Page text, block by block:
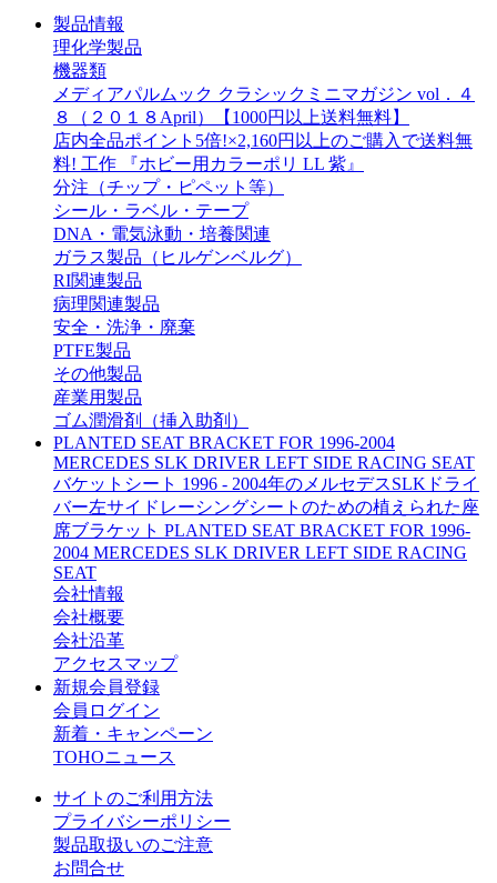
製品情報
理化学製品
機器類
メディアパルムック クラシックミニマガジン vol．４
８（２０１８April）【1000円以上送料無料】
店内全品ポイント5倍!×2,160円以上のご購入で送料無
料! 工作 『ホビー用カラーポリ LL 紫』
分注（チップ・ピペット等）
シール・ラベル・テープ
DNA・電気泳動・培養関連
ガラス製品（ヒルゲンベルグ）
RI関連製品
病理関連製品
安全・洗浄・廃棄
PTFE製品
その他製品
産業用製品
ゴム潤滑剤（挿入助剤）
PLANTED SEAT BRACKET FOR 1996-2004
MERCEDES SLK DRIVER LEFT SIDE RACING SEAT
バケットシート 1996 - 2004年のメルセデスSLKドライ
バー左サイドレーシングシートのための植えられた座
席ブラケット PLANTED SEAT BRACKET FOR 1996-
2004 MERCEDES SLK DRIVER LEFT SIDE RACING
SEAT
会社情報
会社概要
会社沿革
アクセスマップ
新規会員登録
会員ログイン
新着・キャンペーン
TOHOニュース
サイトのご利用方法
プライバシーポリシー
製品取扱いのご注意
お問合せ